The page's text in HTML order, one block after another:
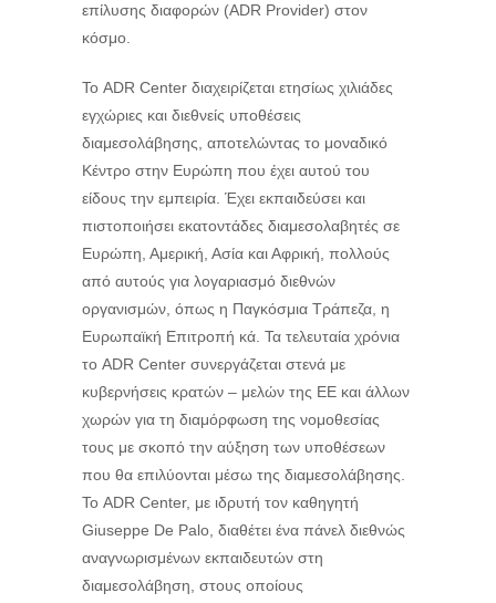
επίλυσης διαφορών (ADR Provider) στον
κόσμο.
Το ADR Center διαχειρίζεται ετησίως χιλιάδες
εγχώριες και διεθνείς υποθέσεις
διαμεσολάβησης, αποτελώντας το μοναδικό
Κέντρο στην Ευρώπη που έχει αυτού του
είδους την εμπειρία. Έχει εκπαιδεύσει και
πιστοποιήσει εκατοντάδες διαμεσολαβητές σε
Ευρώπη, Αμερική, Ασία και Αφρική, πολλούς
από αυτούς για λογαριασμό διεθνών
οργανισμών, όπως η Παγκόσμια Τράπεζα, η
Ευρωπαϊκή Επιτροπή κά. Τα τελευταία χρόνια
το ADR Center συνεργάζεται στενά με
κυβερνήσεις κρατών – μελών της ΕΕ και άλλων
χωρών για τη διαμόρφωση της νομοθεσίας
τους με σκοπό την αύξηση των υποθέσεων
που θα επιλύονται μέσω της διαμεσολάβησης.
Το ADR Center, με ιδρυτή τον καθηγητή
Giuseppe De Palo, διαθέτει ένα πάνελ διεθνώς
αναγνωρισμένων εκπαιδευτών στη
διαμεσολάβηση, στους οποίους